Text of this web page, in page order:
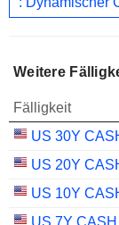
Weitere
Fälligkeit
US 30Y
US 20Y
US 10Y